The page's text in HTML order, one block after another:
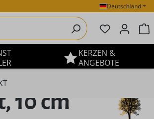
Deutschland
Du hast 0
KERZEN &
ANGEBOTE
10 cm